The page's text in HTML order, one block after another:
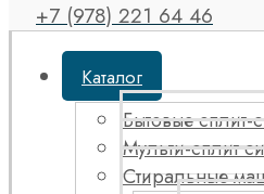
+7 (978) 221 64 46
Каталог
Бытовые сплит-
Мульти-сплит
Стиральные